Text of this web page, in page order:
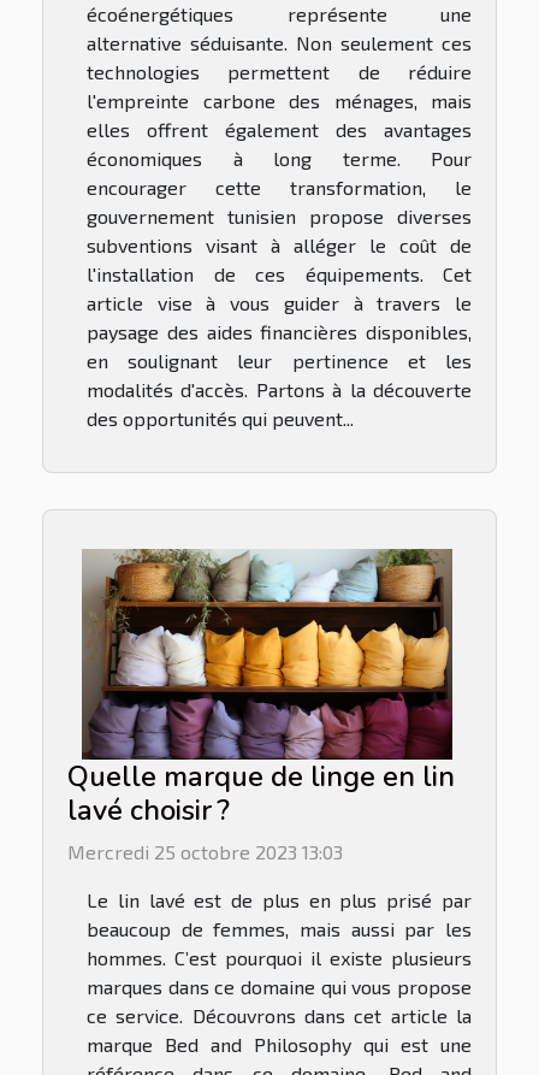
écoénergétiques représente une
alternative séduisante. Non seulement ces
technologies permettent de réduire
l'empreinte carbone des ménages, mais
elles offrent également des avantages
économiques à long terme. Pour
encourager cette transformation, le
gouvernement tunisien propose diverses
subventions visant à alléger le coût de
l'installation de ces équipements. Cet
article vise à vous guider à travers le
paysage des aides financières disponibles,
en soulignant leur pertinence et les
modalités d'accès. Partons à la découverte
des opportunités qui peuvent...
Quelle marque de linge en lin
lavé choisir ?
Mercredi 25 octobre 2023 13:03
Le lin lavé est de plus en plus prisé par
beaucoup de femmes, mais aussi par les
hommes. C’est pourquoi il existe plusieurs
marques dans ce domaine qui vous propose
ce service. Découvrons dans cet article la
marque Bed and Philosophy qui est une